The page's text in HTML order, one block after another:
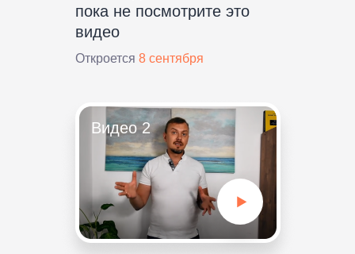
Откроется 8 сентября
пока не посмотрите это
видео
Видео 2